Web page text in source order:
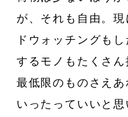
が、それも自由。
ドウォッチングも
するモノもたくさ
最低限のものさえ
いったっていいと